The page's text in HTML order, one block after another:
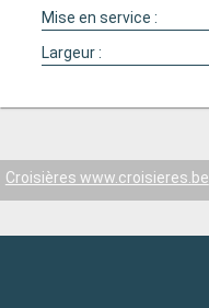
Mise en service :
Largeur :
Croisières www.croisieres.be